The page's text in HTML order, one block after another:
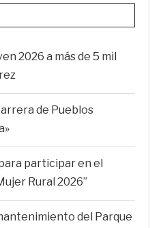
2026 a más de 5 mil
de Pueblos
participar en el
Rural 2026”
del Parque